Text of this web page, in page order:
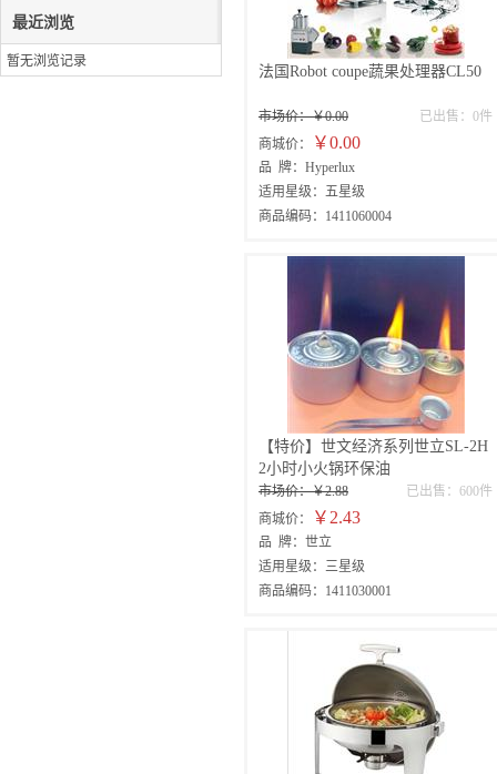
法国Robot coupe蔬果处理器CL50
已出售：0件
市场价：￥0.00
商城价：
￥0.00
品 牌：Hyperlux
适用星级：五星级
商品编码：1411060004
【特价】世文经济系列世立SL-2H
2小时小火锅环保油
已出售：600件
市场价：￥2.88
商城价：
￥2.43
品 牌：世立
适用星级：三星级
商品编码：1411030001
最近浏览
暂无浏览记录